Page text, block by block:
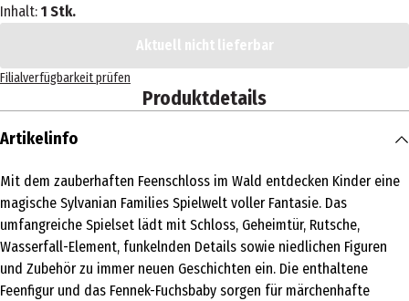
Inhalt: 1 Stk.
Aktuell nicht lieferbar
Filialverfügbarkeit prüfen
Produktdetails
Artikelinfo
Mit dem zauberhaften Feenschloss im Wald entdecken Kinder eine
magische Sylvanian Families Spielwelt voller Fantasie. Das
umfangreiche Spielset lädt mit Schloss, Geheimtür, Rutsche,
Wasserfall-Element, funkelnden Details sowie niedlichen Figuren
und Zubehör zu immer neuen Geschichten ein. Die enthaltene
Feenfigur und das Fennek-Fuchsbaby sorgen für märchenhafte